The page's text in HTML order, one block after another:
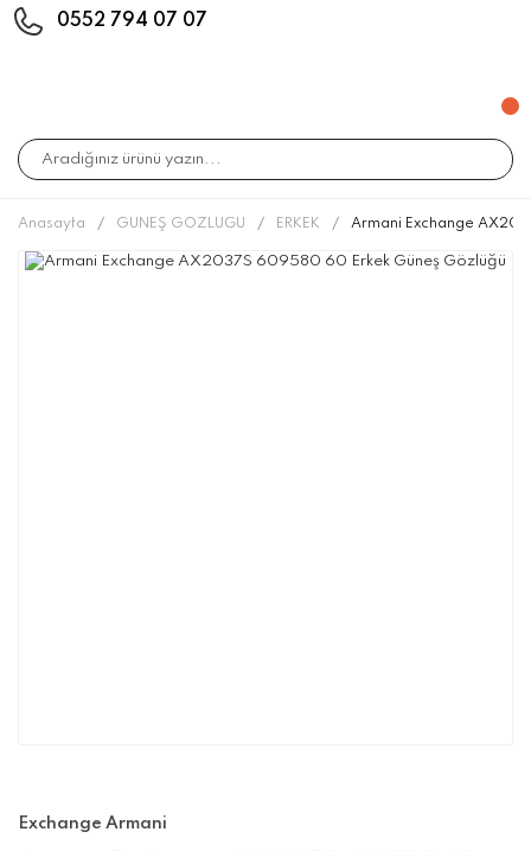
0552 794 07 07
Anasayfa GÜNEŞ GÖZLÜĞÜ ERKEK Armani Exchange
Exchange Armani